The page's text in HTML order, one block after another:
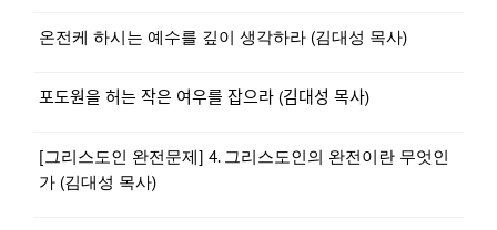
온전케 하시는 예수를 깊이 생각하라 (김대성 목사)
포도원을 허는 작은 여우를 잡으라 (김대성 목사)
[그리스도인 완전문제] 4. 그리스도인의 완전이란 무엇인
가 (김대성 목사)